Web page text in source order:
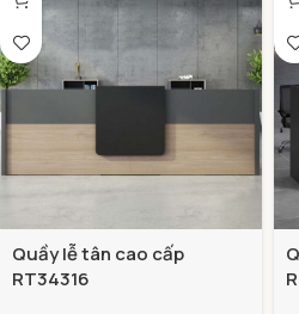
Quầy lễ tân cao cấp
RT34316